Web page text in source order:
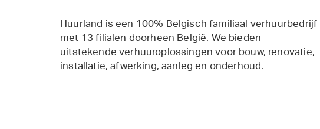
Huurland is een 100% Belgisch familiaal verhuurbedrijf
met 13 filialen doorheen België. We bieden
uitstekende verhuuroplossingen voor bouw, renovatie,
installatie, afwerking, aanleg en onderhoud.